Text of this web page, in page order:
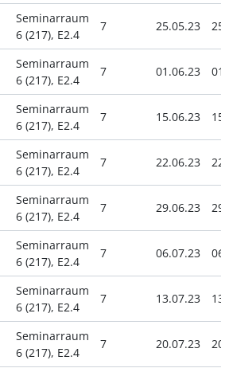
Seminarraum
6 (217), E2.4
7 25.05.23
Seminarraum
6 (217), E2.4
7 01.06.23
Seminarraum
6 (217), E2.4
7 15.06.23
Seminarraum
6 (217), E2.4
7 22.06.23
Seminarraum
6 (217), E2.4
7 29.06.23
Seminarraum
6 (217), E2.4
7 06.07.23
Seminarraum
6 (217), E2.4
7 13.07.23
Seminarraum
6 (217), E2.4
7 20.07.23